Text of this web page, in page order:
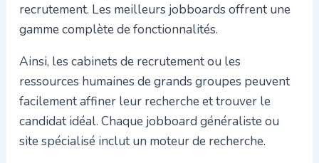
recrutement. Les meilleurs jobboards offrent une
gamme complète de fonctionnalités.
Ainsi, les cabinets de recrutement ou les
ressources humaines de grands groupes peuvent
facilement affiner leur recherche et trouver le
candidat idéal. Chaque jobboard généraliste ou
site spécialisé inclut un moteur de recherche.